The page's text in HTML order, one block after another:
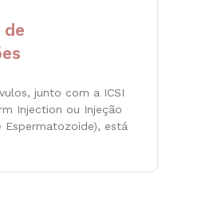
de
junto com a ICSI
Injection ou Injeção
está